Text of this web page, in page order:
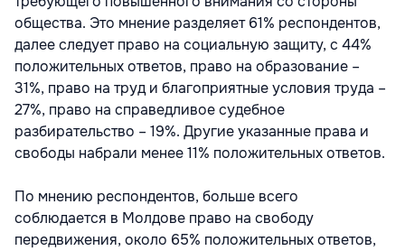
общества. Это мнение разделяет 61% респондентов,
далее следует право на социальную защиту, с 44%
положительных ответов, право на образование –
31%, право на труд и благоприятные условия труда –
27%, право на справедливое судебное
разбирательство – 19%. Другие указанные права и
свободы набрали менее 11% положительных ответов.
По мнению респондентов, больше всего
соблюдается в Молдове право на свободу
передвижения, около 65% положительных ответов,